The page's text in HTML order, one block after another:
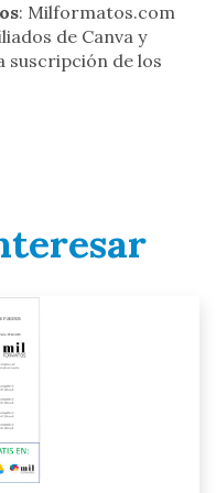
: Milformatos.com
de Canva y
suscripción de los